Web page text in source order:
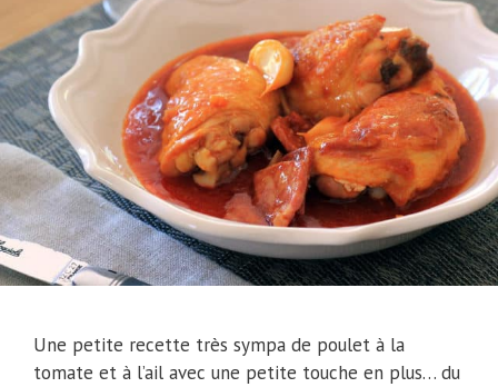
Une petite recette très sympa de poulet à la
tomate et à l’ail avec une petite touche en plus… du